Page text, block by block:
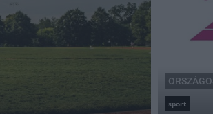
sport